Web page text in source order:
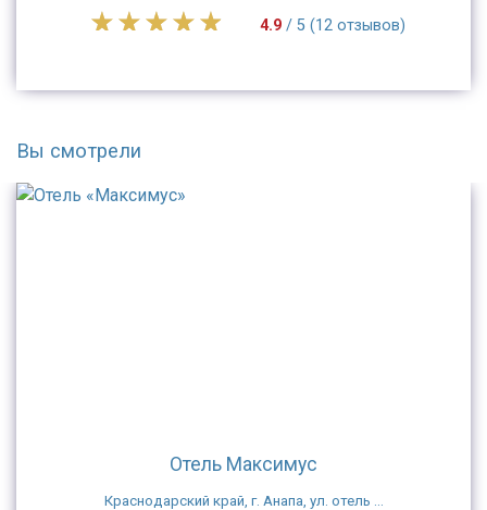
4.9/ 5 (12 отзывов)
Вы смотрели
Отель Максимус
Краснодарский край, г. Анапа, ул. отель ...